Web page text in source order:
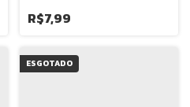
R$7,99
ESGOTADO